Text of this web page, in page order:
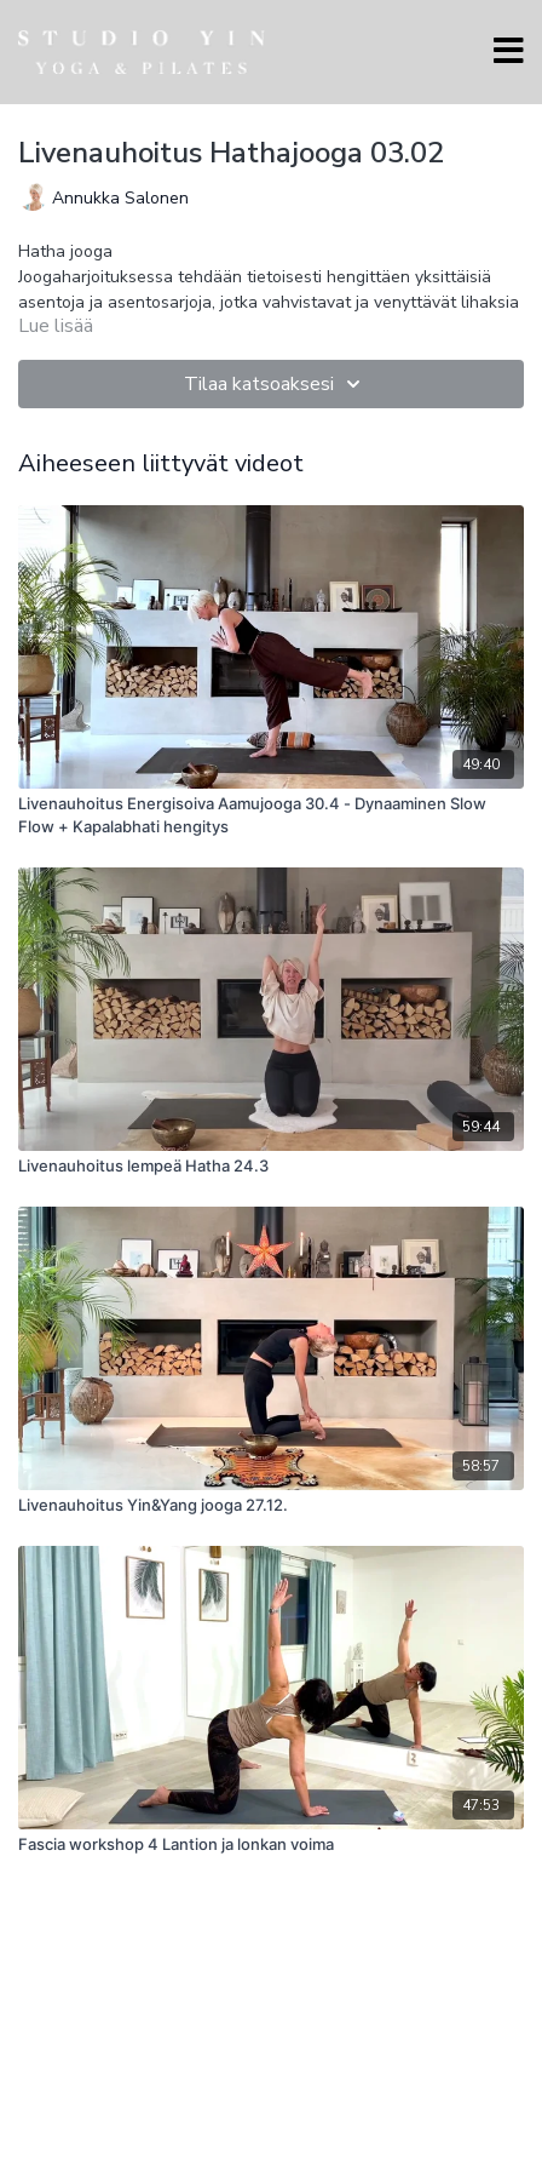
Livenauhoitus Hathajooga 03.02
Annukka Salonen
Hatha jooga
Joogaharjoituksessa tehdään tietoisesti hengittäen yksittäisiä
asentoja ja asentosarjoja, jotka vahvistavat ja venyttävät lihaksia
ja sidekudoksia, parantavat liikkuvuutta ja koordinaatiota,
toisaalta avartavat ja tyynnyttävät mieltä.
Harjoitukset sopivat kaikille ja opettavat, kuinka kehon ja mielen
Apuvälineinä voi käyttää tarpeen mukaan tuolia, tyynyä, blockia
Lue lisää
Tilaa katsoaksesi
Aiheeseen liittyvät videot
49:40
Livenauhoitus Energisoiva Aamujooga 30.4 - Dynaaminen Slow
Flow + Kapalabhati hengitys
59:44
Livenauhoitus lempeä Hatha 24.3
58:57
Livenauhoitus Yin&Yang jooga 27.12.
47:53
Fascia workshop 4 Lantion ja lonkan voima